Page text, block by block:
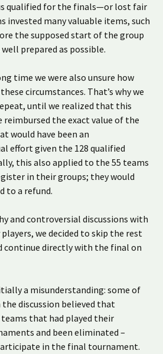
qualified for the finals—or lost fair
invested many valuable items, such
the supposed start of the group
prepared as possible.
time we were also unsure how
circumstances. That’s why we
until we realized that this
reimbursed the exact value of the
would have been an
effort given the 128 qualified
this also applied to the 55 teams
in their groups; they would
to a refund.
and controversial discussions with
we decided to skip the rest
continue directly with the final on
a misunderstanding: some of
discussion believed that
teams that had played their
and been eliminated –
in the final tournament.